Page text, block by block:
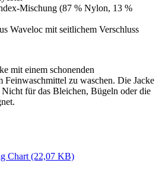
Mischung (87 % Nylon, 13 %
Waveloc mit seitlichem Verschluss
mit einem schonenden
Feinwaschmittel zu waschen. Die Jacke
für das Bleichen, Bügeln oder die
Chart (22,07 KB)